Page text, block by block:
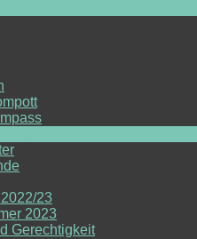
23
2023
Gerechtigkeit